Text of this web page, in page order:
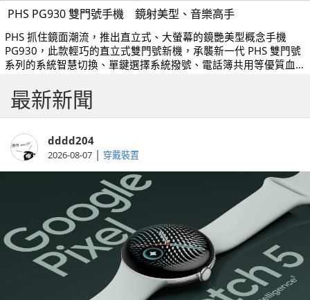
PHS PG930 雙門號手機 鏡射美型、音樂高手
PHS 抓住鏡面潮流，推出直立式、大螢幕的鏡艷美型概念手機
PG930，此款輕巧的直立式雙門號新機，承襲新一代 PHS 雙門號
系列的系統智慧切換、單鍵選擇系統撥號、電話簿共用等優質血
最新新聞
dddd204
2026-08-07 | 穿戴裝置